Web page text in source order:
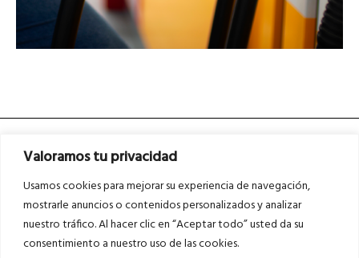
Valoramos tu privacidad
Usamos cookies para mejorar su experiencia de navegación,
mostrarle anuncios o contenidos personalizados y analizar
nuestro tráfico. Al hacer clic en “Aceptar todo” usted da su
consentimiento a nuestro uso de las cookies.
Asociados a